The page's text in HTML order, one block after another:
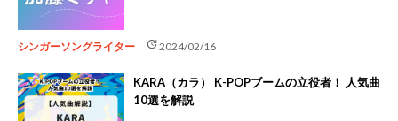
シンガーソングライター update2024/02/16
KARA（カラ） K-POPブームの立役者！ 人気曲
10選を解説